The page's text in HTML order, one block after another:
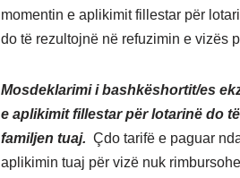
momentin e aplikimit fillestar për
do të rezultojnë në refuzimin e vizës
Mosdeklarimi i bashkëshortit/es
e aplikimit fillestar për lotarinë do
familjen tuaj. Çdo tarifë e paguar
aplikimin tuaj për vizë nuk